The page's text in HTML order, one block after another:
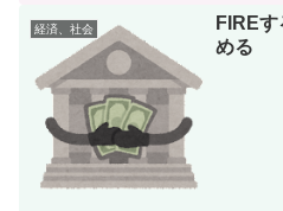
経済、社会
FIRE
める